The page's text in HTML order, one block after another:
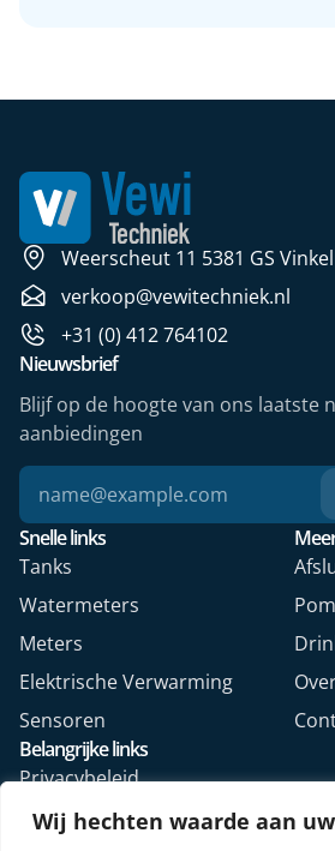
Wij hechten waarde aan
Weerscheut 11 5381 GS Vinkel
verkoop@vewitechniek.nl
+31 (0) 412 764102
Snelle links
Tanks
Watermeters
Meters
Elektrische Verwarming
Sensoren
Belangrijke links
Privacybeleid
Algemene voorwaarden
Nieuwsbrief
Blijf op de hoogte van ons laatste
aanbiedingen